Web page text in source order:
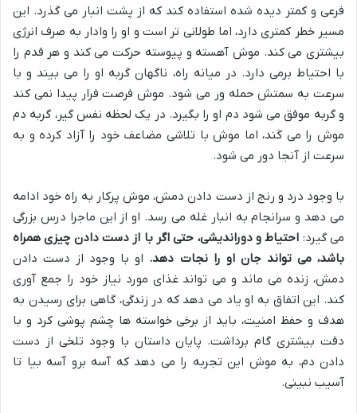
فرعی و کمتر دیده شده استفاده کند که از پشت انبار می گذرد. این
مسیر خطر کمتری دارد، اما طولانی تر است و او را وادار به صرف انرژی
بیشتری می کند. موش آهسته و پیوسته حرکت می کند و هر قدم را
با احتیاط برمی دارد. در میانه راه، ناگهان گربه او را می بیند و با
سرعت به سمتش حمله ور می شود. موش فرصت فرار پیدا نمی کند
و گربه موفق می شود دم او را بگیرد. در یک لحظه نفس گیر، گربه دم
موش را می کَند، اما موش با تلاشی مضاعف خود را آزاد کرده و به
سرعت از آنجا دور می شود.
با وجود درد و رنج از دست دادن دمش، موش پرکار به راه خود ادامه
می دهد و سرانجام به انبار غله می رسد. او از این ماجرا درس بزرگی
می گیرد: احتیاط و دوراندیشی، حتی اگر با از دست دادن چیزی همراه
باشد، می تواند جان او را نجات دهد. او با وجود از دست دادن
دمش، زنده می ماند و می تواند غذای مورد نیاز خود را جمع آوری
کند. این اتفاق به او یاد می دهد که در زندگی، گاهی برای رسیدن به
هدف و حفظ امنیت، باید از برخی خواسته ها چشم پوشی کرد و با
دقت بیشتری گام برداشت. پایان داستان با وجود تلخی از دست
دادن دم، به موش این تجربه را می دهد که آسه برو آسه بیا تا
آسیب نبینی.